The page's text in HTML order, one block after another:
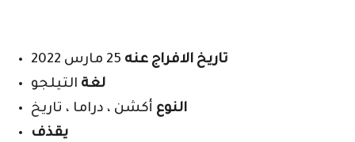
تاريخ الافراج عنه 25 مارس 2022
لغة التيلجو
النوع أكشن ، دراما ، تاريخ
يقذف